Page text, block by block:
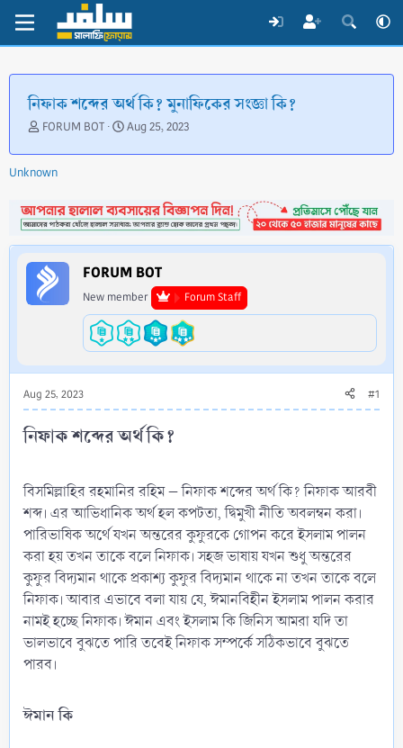
নিফাক শব্দের অর্থ কি? মুনাফিকের সংজ্ঞা কি?
T
r
e
d
s
t
a
r
t
FORUM BOT
S
a
d
a
t
e
Aug 25, 2023
Unknown
FORUM BOT
New member Forum Staff
Aug 25, 2023 #1
নিফাক শব্দের অর্থ কি?​
বিসমিল্লাহির রহমানির রহিম – নিফাক শব্দের অর্থ কি? নিফাক আরবী
শব্দ। এর আভিধানিক অর্থ হল কপটতা, দ্বিমুখী নীতি অবলম্বন করা।
পারিভাষিক অর্থে যখন অন্তরের কুফুরকে গোপন করে ইসলাম পালন
করা হয় তখন তাকে বলে নিফাক। সহজ ভাষায় যখন শুধু অন্তরের
কুফুর বিদ্যমান থাকে প্রকাশ্য কুফুর বিদ্যমান থাকে না তখন তাকে বলে
নিফাক। আবার এভাবে বলা যায় যে, ঈমানবিহীন ইসলাম পালন করার
নামই হচ্ছে নিফাক। ঈমান এবং ইসলাম কি জিনিস আমরা যদি তা
ভালভাবে বুঝতে পারি তবেই নিফাক সম্পর্কে সঠিকভাবে বুঝতে
পারব।
ঈমান কি​